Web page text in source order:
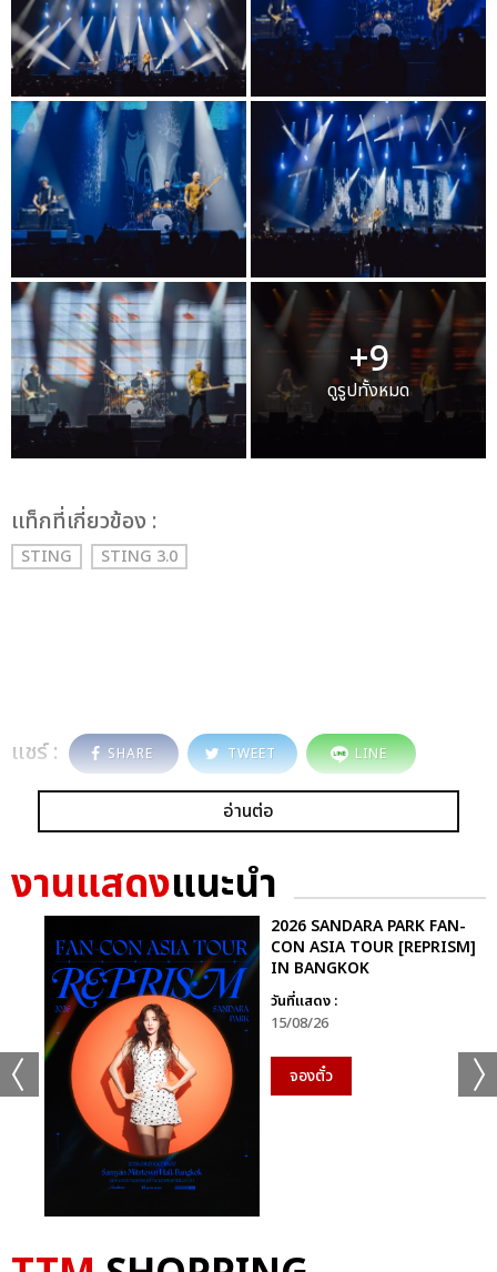
+9
ดูรูปทั้งหมด
เเท็กที่เกี่ยวข้อง :
STING STING 3.0
แชร์ : SHARE TWEET LINE
อ่านต่อ
งานแสดงแนะนำ
2026 SANDARA PARK FAN-
CON ASIA TOUR [REPRISM]
IN BANGKOK
วันที่แสดง :
15/08/26
จองตั๋ว